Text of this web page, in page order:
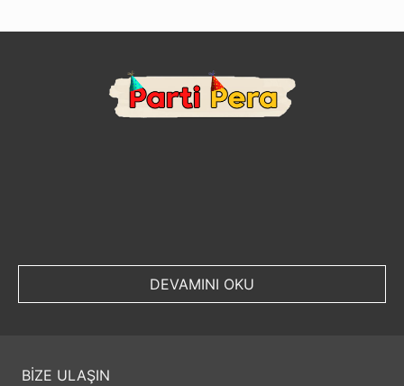
DEVAMINI OKU
BİZE ULAŞIN